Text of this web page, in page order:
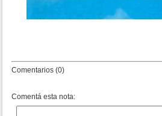
Comentarios (0)
Comentá esta nota: